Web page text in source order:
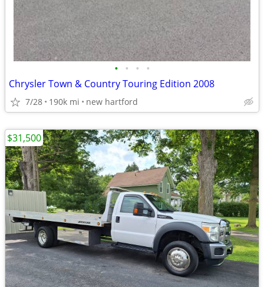
• • • •
Chrysler Town & Country Touring Edition 2008
7/28 190k mi new hartford
$31,500